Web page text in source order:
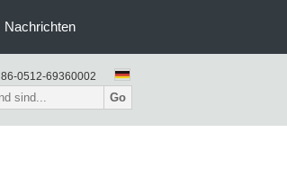
Nachrichten
86-0512-69360002
Go